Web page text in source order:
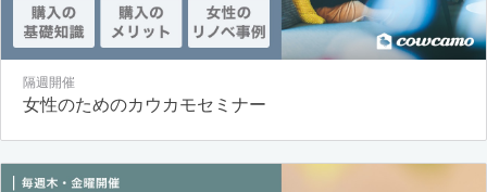
隔週開催
女性のためのカウカモセミナー